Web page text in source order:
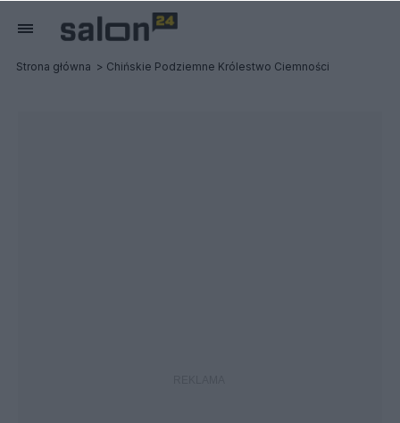
Strona główna Chińskie Podziemne Królestwo Ciemności